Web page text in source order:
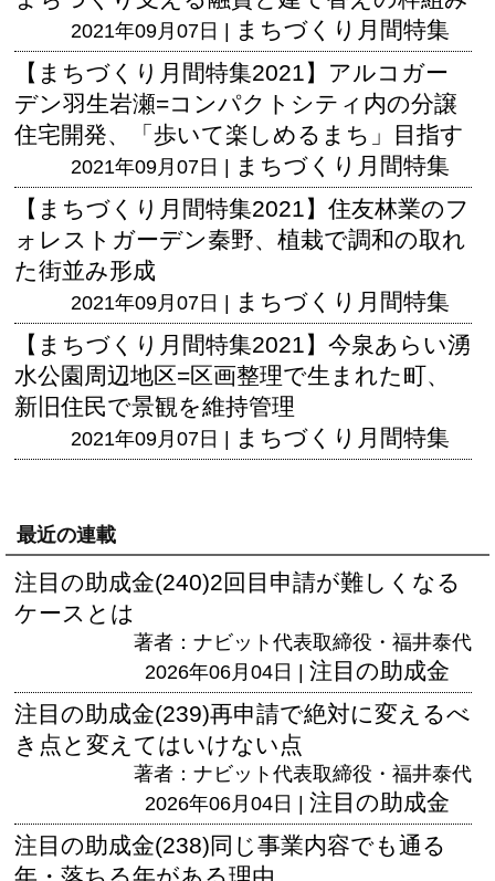
2021年09月07日 |
まちづくり月間特集
【まちづくり月間特集2021】アルコガー
デン羽生岩瀬=コンパクトシティ内の分譲
住宅開発、「歩いて楽しめるまち」目指す
2021年09月07日 |
まちづくり月間特集
【まちづくり月間特集2021】住友林業のフ
ォレストガーデン秦野、植栽で調和の取れ
た街並み形成
2021年09月07日 |
まちづくり月間特集
【まちづくり月間特集2021】今泉あらい湧
水公園周辺地区=区画整理で生まれた町、
新旧住民で景観を維持管理
2021年09月07日 | まちづくり月間特集
最近の連載
注目の助成金(240)2回目申請が難しくなる
ケースとは
著者：ナビット代表取締役・福井泰代
2026年06月04日 | 注目の助成金
注目の助成金(239)再申請で絶対に変えるべ
き点と変えてはいけない点
著者：ナビット代表取締役・福井泰代
2026年06月04日 | 注目の助成金
注目の助成金(238)同じ事業内容でも通る